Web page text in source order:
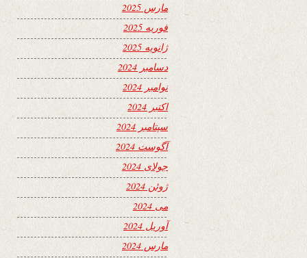
مارس 2025
فوریه 2025
ژانویه 2025
دسامبر 2024
نوامبر 2024
اکتبر 2024
سپتامبر 2024
آگوست 2024
جولای 2024
ژوئن 2024
می 2024
آوریل 2024
مارس 2024